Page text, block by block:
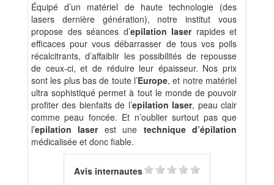
Équipé d’un matériel de haute technologie (des
lasers dernière génération), notre institut vous
propose des séances d’epilation laserrapides et
efficaces pour vous débarrasser de tous vos poils
récalcitrants, d’affaiblir les possibilités de repousse
de ceux-ci, et de réduire leur épaisseur. Nos prix
sont les plus bas de toute l’Europe, et notre matériel
ultra sophistiqué permet à tout le monde de pouvoir
profiter des bienfaits de l’epilation laser, peau clair
comme peau foncée. Et n’oublier surtout pas que
l’epilation laserest une technique d’épilation
médicalisée et donc fiable.
Avis internautes